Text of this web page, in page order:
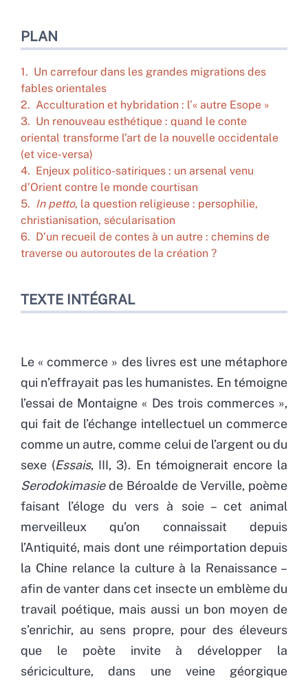
PLAN
1. Un carrefour dans les grandes migrations des
fables orientales
2. Acculturation et hybridation : l’« autre Esope »
3. Un renouveau esthétique : quand le conte
oriental transforme l’art de la nouvelle occidentale
(et vice-versa)
4. Enjeux politico-satiriques : un arsenal venu
d’Orient contre le monde courtisan
5. In petto, la question religieuse : persophilie,
christianisation, sécularisation
6. D’un recueil de contes à un autre : chemins de
traverse ou autoroutes de la création ?
TEXTE INTÉGRAL
Le « commerce » des livres est une métaphore
qui n’effrayait pas les humanistes. En témoigne
l’essai de Montaigne « Des trois commerces »,
qui fait de l’échange intellectuel un commerce
comme un autre, comme celui de l’argent ou du
sexe (Essais, III, 3). En témoignerait encore la
Serodokimasiede Béroalde de Verville, poème
faisant l’éloge du vers à soie – cet animal
merveilleux qu’on connaissait depuis
l’Antiquité, mais dont une réimportation depuis
la Chine relance la culture à la Renaissance –
afin de vanter dans cet insecte un emblème du
travail poétique, mais aussi un bon moyen de
s’enrichir, au sens propre, pour des éleveurs
que le poète invite à développer la
sériciculture, dans une veine géorgique